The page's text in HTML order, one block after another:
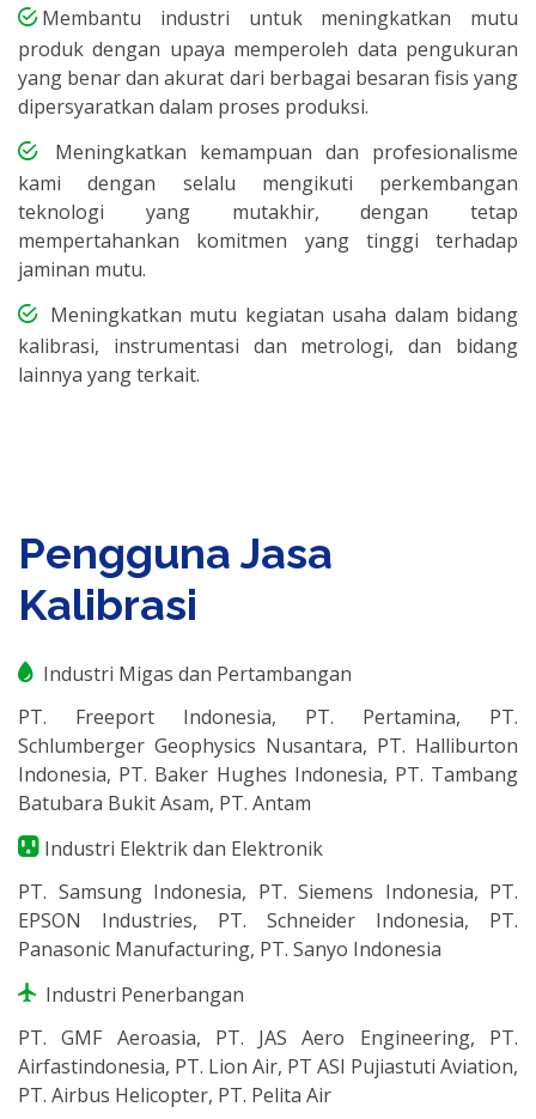
Membantu industri untuk meningkatkan mutu
produk dengan upaya memperoleh data pengukuran
yang benar dan akurat dari berbagai besaran fisis yang
dipersyaratkan dalam proses produksi.
Meningkatkan kemampuan dan profesionalisme
kami dengan selalu mengikuti perkembangan
teknologi yang mutakhir, dengan tetap
mempertahankan komitmen yang tinggi terhadap
jaminan mutu.
Meningkatkan mutu kegiatan usaha dalam bidang
kalibrasi, instrumentasi dan metrologi, dan bidang
lainnya yang terkait.
Pengguna Jasa
Kalibrasi
Industri Migas dan Pertambangan
PT. Freeport Indonesia, PT. Pertamina, PT.
Schlumberger Geophysics Nusantara, PT. Halliburton
Indonesia, PT. Baker Hughes Indonesia, PT. Tambang
Batubara Bukit Asam, PT. Antam
Industri Elektrik dan Elektronik
PT. Samsung Indonesia, PT. Siemens Indonesia, PT.
EPSON Industries, PT. Schneider Indonesia, PT.
Panasonic Manufacturing, PT. Sanyo Indonesia
Industri Penerbangan
PT. GMF Aeroasia, PT. JAS Aero Engineering, PT.
Airfastindonesia, PT. Lion Air, PT ASI Pujiastuti Aviation,
PT. Airbus Helicopter, PT. Pelita Air